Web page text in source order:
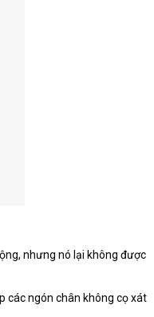
nhưng nó lại không được
các ngón chân không cọ xát